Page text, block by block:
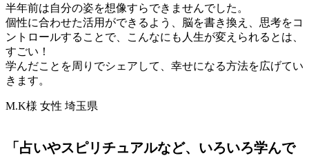
半年前は自分の姿を想像すらできませんでした。
個性に合わせた活用ができるよう、脳を書き換え、思考をコ
ントロールすることで、こんなにも人生が変えられるとは、
すごい！
学んだことを周りでシェアして、幸せになる方法を広げてい
きます。
M.K様 女性 埼玉県
「占いやスピリチュアルなど、いろいろ学んで